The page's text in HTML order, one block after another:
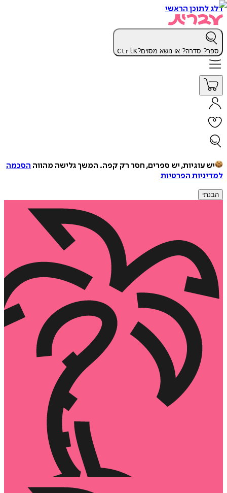
דלג לתוכן הראשי
ספר? סדרה? או נושא מסוים? CtrlK
יש עוגיות, יש ספרים, חסר רק קפה. המשך גלישה מהווה הסכמה
למדיניות הפרטיות
הבנתי